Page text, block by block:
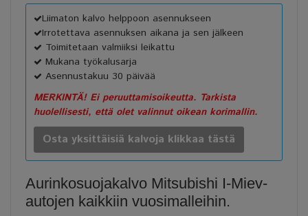
Liimaton kalvo helppoon asennukseen
Irrotettava asennuksen aikana ja sen jälkeen
Toimitetaan valmiiksi leikattu
Mukana työkalusarja
Asennustakuu 30 päivää
MERKINTÄ! Ei peruuttamisoikeutta. Tarkista
huolellisesti, että olet valinnut oikean korimallin.
Osta yksittäisiä kalvoja klikkaa tästä
Aurinkosuojakalvo Mitsubishi I-Miev-
autojen kaikkiin vuosimalleihin.